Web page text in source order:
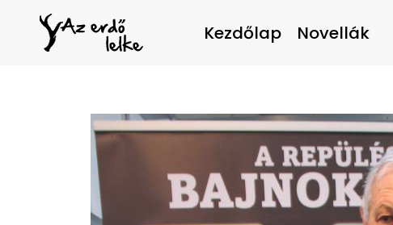
Kezdőlap Novellák